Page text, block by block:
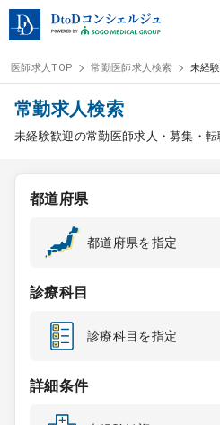
ログイン
医師求人
常勤検索
スポット検索
DtoDの転職・
医師求人TOP 常勤医師求人検索 未経
常勤求人検索
未経験歓迎の常勤医師求人・募集・転
都道府県
都道府県を指定
診療科目
診療科目を指定
詳細条件